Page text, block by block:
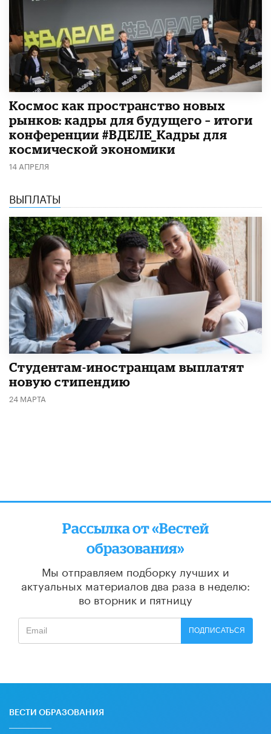
Космос как пространство новых
рынков: кадры для будущего – итоги
конференции #ВДЕЛЕ_Кадры для
космической экономики
14 АПРЕЛЯ
ВЫПЛАТЫ
Студентам-иностранцам выплатят
новую стипендию
24 МАРТА
Рассылка от «Вестей
образования»
Мы отправляем подборку лучших и
актуальных материалов два раза в неделю:
во вторник и пятницу
ПОДПИСАТЬСЯ
ВЕСТИ ОБРАЗОВАНИЯ